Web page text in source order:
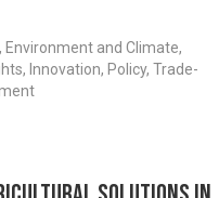
Environment and Climate,
Innovation, Policy, Trade-